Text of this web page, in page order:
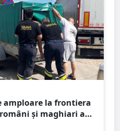
amploare la frontiera
și maghiari au